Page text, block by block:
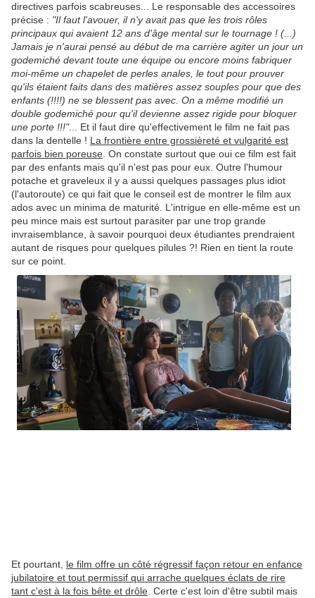
directives parfois scabreuses... Le responsable des accessoires
précise : "Il faut l'avouer, il n'y avait pas que les trois rôles
principaux qui avaient 12 ans d'âge mental sur le tournage ! (...)
Jamais je n'aurai pensé au début de ma carrière agiter un jour un
godemiché devant toute une équipe ou encore moins fabriquer
moi-même un chapelet de perles anales, le tout pour prouver
qu'ils étaient faits dans des matières assez souples pour que des
enfants (!!!!) ne se blessent pas avec. On a même modifié un
double godemiché pour qu'il devienne assez rigide pour bloquer
une porte !!!"... Et il faut dire qu'effectivement le film ne fait pas
dans la dentelle ! La frontière entre grossièreté et vulgarité est
parfois bien poreuse . On constate surtout que oui ce film est fait
par des enfants mais qu'il n'est pas pour eux. Outre l'humour
potache et graveleux il y a aussi quelques passages plus idiot
(l'autoroute) ce qui fait que le conseil est de montrer le film aux
ados avec un minima de maturité. L'intrigue en elle-même est un
peu mince mais est surtout parasiter par une trop grande
invraisemblance, à savoir pourquoi deux étudiantes prendraient
autant de risques pour quelques pilules ?! Rien en tient la route
sur ce point.
Et pourtant, le film offre un côté régressif façon retour en enfance
jubilatoire et tout permissif qui arrache quelques éclats de rire
tant c'est à la fois bête et drôle . Certe c'est loin d'être subtil mais